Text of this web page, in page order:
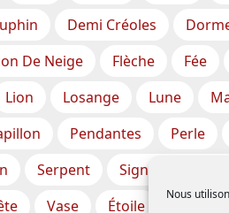
Nous
Demi Créoles
De Neige Flèche Fée
Lion Losange Lune
Pendantes Perle
Serpent Signe Du
Vase Étoile